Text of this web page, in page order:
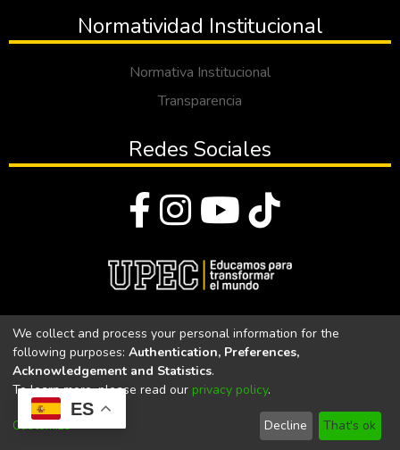
ES
Normatividad Institucional
Normativa Institucional
Transparencia
Redes Sociales
Universidad Politécnica Estatal del Carchi
Universidad Politécnica Estatal del Carchi | Acreditada por el
CACES Resolución N°. 160-SE-33-CACES-2020
We collect and process your personal information for the
following purposes: Authentication, Preferences,
Acknowledgement and Statistics.
To learn more, please read our privacy policy.
Customize Decline That's ok